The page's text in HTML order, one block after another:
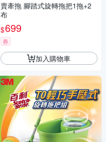
賣牽拖 腳踏式旋轉拖把1拖+2
布
$699
券
加入購物車